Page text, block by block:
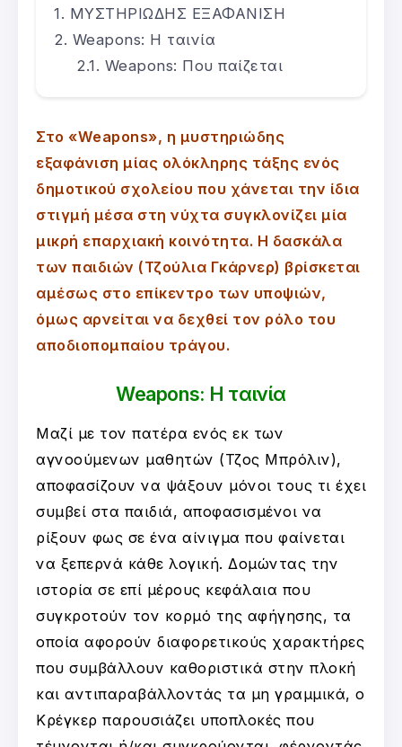
ΜΥΣΤΗΡΙΩΔΗΣ ΕΞΑΦΑΝΙΣΗ
Weapons: Η ταινία
Weapons: Που παίζεται
Στο «Weapons», η μυστηριώδης
εξαφάνιση μίας ολόκληρης τάξης ενός
δημοτικού σχολείου που χάνεται την ίδια
στιγμή μέσα στη νύχτα συγκλονίζει μία
μικρή επαρχιακή κοινότητα. Η δασκάλα
των παιδιών (Τζούλια Γκάρνερ) βρίσκεται
αμέσως στο επίκεντρο των υποψιών,
όμως αρνείται να δεχθεί τον ρόλο του
αποδιοπομπαίου τράγου.
Weapons: Η ταινία
Μαζί με τον πατέρα ενός εκ των
αγνοούμενων μαθητών (Τζος Μπρόλιν),
αποφασίζουν να ψάξουν μόνοι τους τι έχει
συμβεί στα παιδιά, αποφασισμένοι να
ρίξουν φως σε ένα αίνιγμα που φαίνεται
να ξεπερνά κάθε λογική. Δομώντας την
ιστορία σε επί μέρους κεφάλαια που
συγκροτούν τον κορμό της αφήγησης, τα
οποία αφορούν διαφορετικούς χαρακτήρες
που συμβάλλουν καθοριστικά στην πλοκή
και αντιπαραβάλλοντάς τα μη γραμμικά, ο
Κρέγκερ παρουσιάζει υποπλοκές που